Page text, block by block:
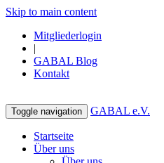
Skip to main content
Mitgliederlogin
|
GABAL Blog
Kontakt
Toggle navigation GABAL e.V.
Startseite
Über uns